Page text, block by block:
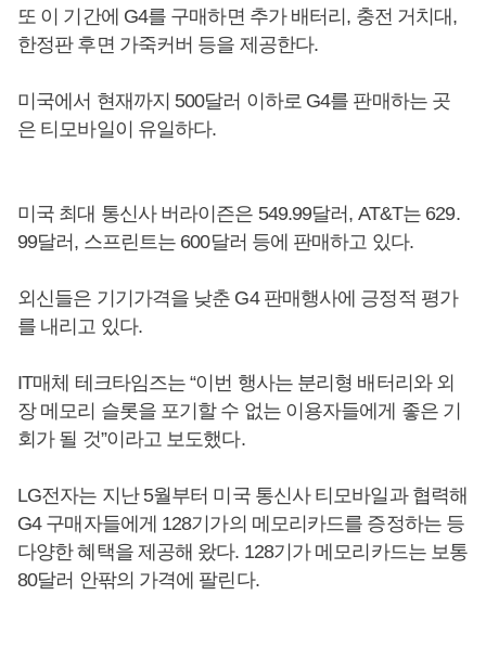
또 이 기간에 G4를 구매하면 추가 배터리, 충전 거치대,
한정판 후면 가죽커버 등을 제공한다.
미국에서 현재까지 500달러 이하로 G4를 판매하는 곳
은 티모바일이 유일하다.
미국 최대 통신사 버라이즌은 549.99달러, AT&T는 629.
99달러, 스프린트는 600달러 등에 판매하고 있다.
외신들은 기기가격을 낮춘 G4 판매행사에 긍정적 평가
를 내리고 있다.
IT매체 테크타임즈는 “이번 행사는 분리형 배터리와 외
장 메모리 슬롯을 포기할 수 없는 이용자들에게 좋은 기
회가 될 것”이라고 보도했다.
LG전자는 지난 5월부터 미국 통신사 티모바일과 협력해
G4 구매자들에게 128기가의 메모리카드를 증정하는 등
다양한 혜택을 제공해 왔다. 128기가 메모리카드는 보통
80달러 안팎의 가격에 팔린다.